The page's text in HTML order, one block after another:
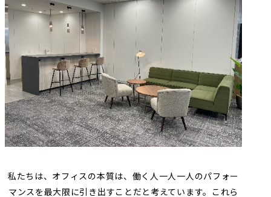
私たちは、オフィスの本質は、働く人一人一人のパフォー
マンスを最大限に引き出すことだと考えています。これら